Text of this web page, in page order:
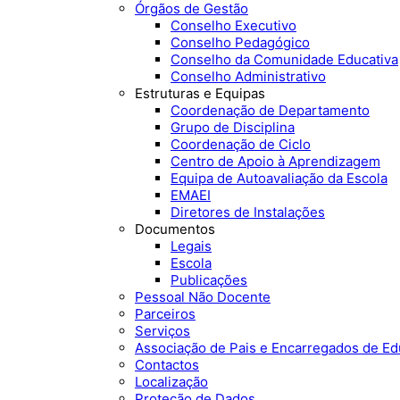
Órgãos de Gestão
Conselho Executivo
Conselho Pedagógico
Conselho da Comunidade Educativa
Conselho Administrativo
Estruturas e Equipas
Coordenação de Departamento
Grupo de Disciplina
Coordenação de Ciclo
Centro de Apoio à Aprendizagem
Equipa de Autoavaliação da Escola
EMAEI
Diretores de Instalações
Documentos
Legais
Escola
Publicações
Pessoal Não Docente
Parceiros
Serviços
Associação de Pais e Encarregados de
Contactos
Localização